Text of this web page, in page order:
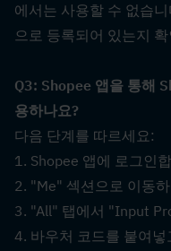
에서는 사용할 수 없습
으로 등록되어 있는지
Q3: Shopee 앱을 통해
용하나요?
다음 단계를 따르세요:
1. Shopee 앱에 로그인
2. "Me" 섹션으로 이동
3. "All" 탭에서 "Input
4. 바우처 코드를 붙여